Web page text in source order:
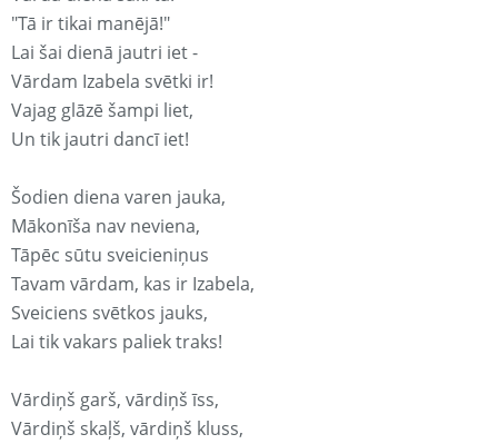
"Tā ir tikai manējā!"
Lai šai dienā jautri iet -
Vārdam Izabela svētki ir!
Vajag glāzē šampi liet,
Un tik jautri dancī iet!
Šodien diena varen jauka,
Mākonīša nav neviena,
Tāpēc sūtu sveicieniņus
Tavam vārdam, kas ir Izabela,
Sveiciens svētkos jauks,
Lai tik vakars paliek traks!
Vārdiņš garš, vārdiņš īss,
Vārdiņš skaļš, vārdiņš kluss,